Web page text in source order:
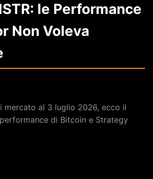
le Performance
Non Voleva
mercato al 3 luglio 2026, ecco il
di Bitcoin e Strategy